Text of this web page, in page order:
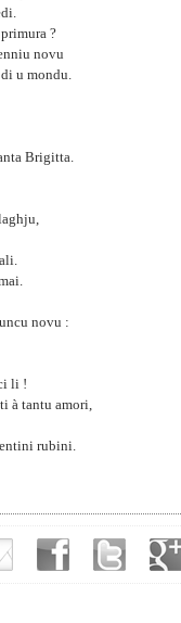
?
novu
u mondu.
Brigitta.
novu :
li !
à tantu amori,
rubini.